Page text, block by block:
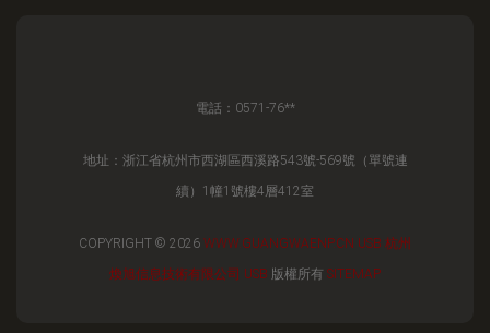
電話：0571-76**
地址：浙江省杭州市西湖區西溪路543號-569號（單號連
續）1幢1號樓4層412室
COPYRIGHT © 2026 WWW.GUANGWAENP.CN USB 杭州
煥旭信息技術有限公司 USB 版權所有 SITEMAP